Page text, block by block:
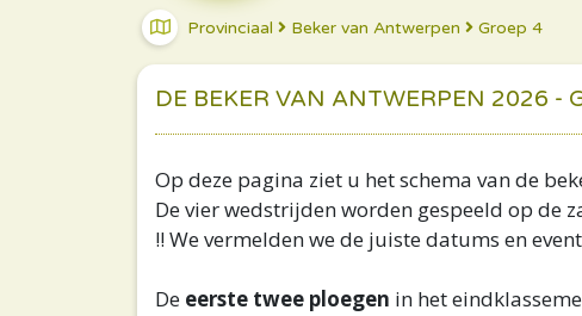
Provinciaal Beker van Antwerpen Groep 4
DE BEKER VAN ANTWERPEN 2026 -
Op deze pagina ziet u het schema van de
De vier wedstrijden worden gespeeld op de
!! We vermelden we de juiste datums en
De eerste twee ploegen in het